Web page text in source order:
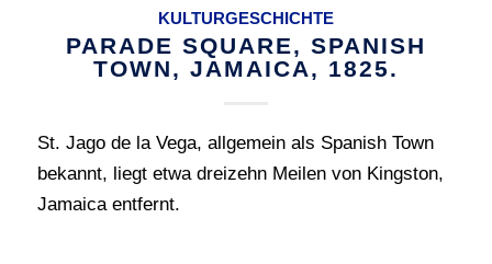
KULTURGESCHICHTE
PARADE SQUARE, SPANISH
TOWN, JAMAICA, 1825.
St. Jago de la Vega, allgemein als Spanish Town
bekannt, liegt etwa dreizehn Meilen von Kingston,
Jamaica entfernt.